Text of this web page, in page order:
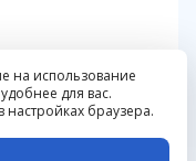
организации
на использование
для вас.
браузера.